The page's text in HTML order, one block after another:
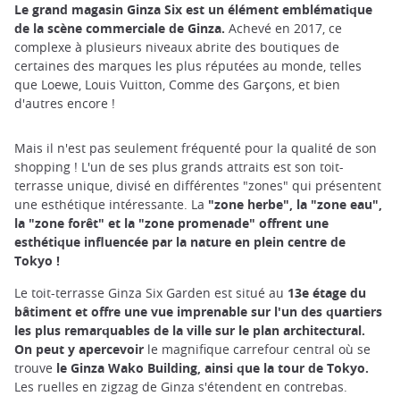
Le grand magasin Ginza Six est un élément emblématique
de la scène commerciale de Ginza. Achevé en 2017, ce
complexe à plusieurs niveaux abrite des boutiques de
certaines des marques les plus réputées au monde, telles
que Loewe, Louis Vuitton, Comme des Garçons, et bien
d'autres encore !
Mais il n'est pas seulement fréquenté pour la qualité de son
shopping ! L'un de ses plus grands attraits est son toit-
terrasse unique, divisé en différentes "zones" qui présentent
une esthétique intéressante. La "zone herbe", la "zone eau",
la "zone forêt" et la "zone promenade" offrent une
esthétique influencée par la nature en plein centre de
Tokyo !
Le toit-terrasse Ginza Six Garden est situé au 13e étage du
bâtiment et offre une vue imprenable sur l'un des quartiers
les plus remarquables de la ville sur le plan architectural.
On peut y apercevoir le magnifique carrefour central où se
trouve le Ginza Wako Building, ainsi que la tour de Tokyo.
Les ruelles en zigzag de Ginza s'étendent en contrebas.